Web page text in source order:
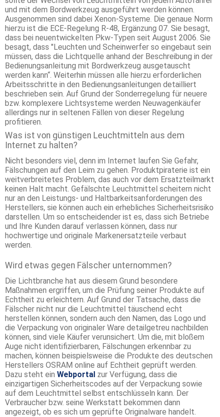
und mit dem Bordwerkzeug ausgeführt werden können.
Ausgenommen sind dabei Xenon-Systeme. Die genaue Norm
hierzu ist die ECE-Regelung R-48, Ergänzung 07. Sie besagt,
dass bei neuentwickelten Pkw-Typen seit August 2006. Sie
besagt, dass "Leuchten und Scheinwerfer so eingebaut sein
müssen, dass die Lichtquelle anhand der Beschreibung in der
Bedienungsanleitung mit Bordwerkzeug ausgetauscht
werden kann“. Weiterhin müssen alle hierzu erforderlichen
Arbeitsschritte in den Bedienungsanleitungen detailliert
beschrieben sein. Auf Grund der Sonderregelung für neuere
bzw. komplexere Lichtsysteme werden Neuwagenkäufer
allerdings nur in seltenen Fällen von dieser Regelung
profitieren.
Was ist von günstigen Leuchtmitteln aus dem
Internet zu halten?
Nicht besonders viel, denn im Internet laufen Sie Gefahr,
Fälschungen auf den Leim zu gehen. Produktpiraterie ist ein
weitverbreitetes Problem, das auch vor dem Ersatzteilmarkt
keinen Halt macht. Gefälschte Leuchtmittel scheitern nicht
nur an den Leistungs- und Haltbarkeitsanforderungen des
Herstellers, sie können auch ein erhebliches Sicherheitsrisiko
darstellen. Um so entscheidender ist es, dass sich Betriebe
und Ihre Kunden darauf verlassen können, dass nur
hochwertige und originale Markenersatzteile verbaut
werden.
Wird etwas gegen Fälscher unternommen?
Die Lichtbranche hat aus diesem Grund besondere
Maßnahmen ergriffen, um die Prüfung seiner Produkte auf
Echtheit zu erleichtern. Auf Grund der Tatsache, dass die
Fälscher nicht nur die Leuchtmittel täuschend echt
herstellen können, sondern auch den Namen, das Logo und
die Verpackung von originaler Ware detailgetreu nachbilden
können, sind viele Käufer verunsichert. Um die, mit bloßem
Auge nicht identifizierbaren, Fälschungen erkennbar zu
machen, können beispielsweise die Produkte des deutschen
Herstellers OSRAM online auf Echtheit geprüft werden.
Dazu steht ein Webportal zur Verfügung, dass die
einzigartigen Sicherheitscodes auf der Verpackung sowie
auf dem Leuchtmittel selbst entschlüsseln kann. Der
Verbraucher bzw. seine Werkstatt bekommen dann
angezeigt, ob es sich um geprüfte Originalware handelt.